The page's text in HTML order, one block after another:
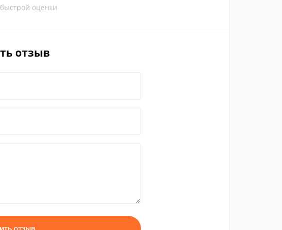
оценки
отзыв